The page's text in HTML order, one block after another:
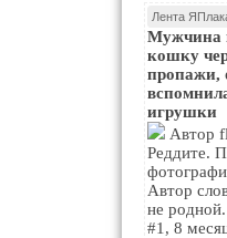
Лента
Мужчина
кошку
пропажи,
игрушки
Реддите.
Автор
не
#1, 8